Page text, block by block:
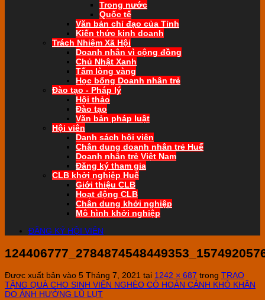
Trong nước
Quốc tế
Văn bản chỉ đạo của Tỉnh
Kiến thức kinh doanh
Trách Nhiệm Xã Hội
Doanh nhân vì cộng đồng
Chủ Nhật Xanh
Tấm lòng vàng
Học bổng Doanh nhân trẻ
Đào tạo - Pháp lý
Hội thảo
Đào tạo
Văn bản pháp luật
Hội viên
Danh sách hội viên
Chân dung doanh nhân trẻ Huế
Doanh nhân trẻ Việt Nam
Đăng ký tham gia
CLB khởi nghiệp Huế
Giới thiệu CLB
Hoạt động CLB
Chân dung khởi nghiệp
Mô hình khởi nghiệp
ĐĂNG KÝ HỘI VIÊN
Được xuất bản vào 5 Tháng 7, 2021 tại 1242 × 687 trong TRAO
TẶNG QUÀ CHO SINH VIÊN NGHÈO CÓ HOÀN CẢNH KHÓ KHĂN
DO ẢNH HƯỞNG LŨ LỤT